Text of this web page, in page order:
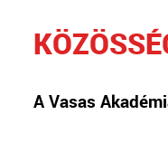
A Vasas